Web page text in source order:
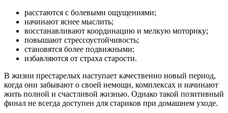
расстаются с болевыми ощущениями;
начинают яснее мыслить;
восстанавливают координацию и мелкую моторику;
повышают стрессоустойчивость;
становятся более подвижными;
избавляются от страха старости.
В жизни престарелых наступает качественно новый период,
когда они забывают о своей немощи, комплексах и начинают
жить полной и счастливой жизнью. Однако такой позитивный
финал не всегда доступен для стариков при домашнем уходе.